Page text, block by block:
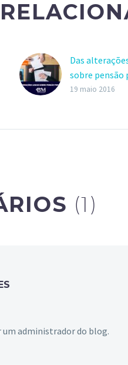
Das
sobre pensão
Nos últimos
19 maio 2016
(1)
administrador do blog.